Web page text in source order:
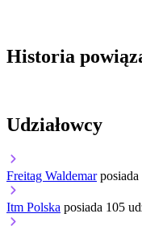
Historia
Udziałowcy
Freitag Waldemar
Itm Polska posiada 105